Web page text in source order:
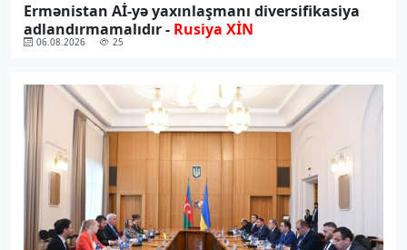
Ermənistan Aİ-yə yaxınlaşmanı diversifikasiya
adlandırmamalıdır - Rusiya XİN
06.08.2026 25